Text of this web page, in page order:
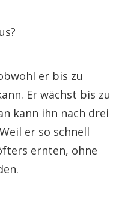
er bis zu
Er wächst bis zu
kann ihn nach drei
er so schnell
ernten, ohne